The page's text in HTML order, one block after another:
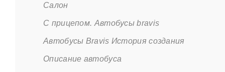
Салон
С прицепом. Автобусы bravis
Автобусы Bravis История создания
Описание автобуса